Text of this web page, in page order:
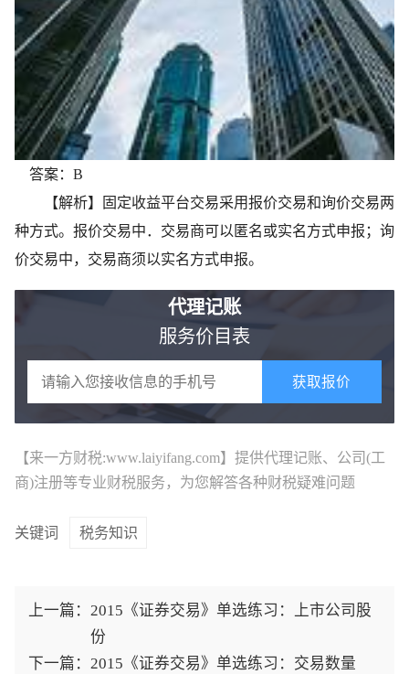
答案：B
【解析】固定收益平台交易采用报价交易和询价交易两
种方式。报价交易中．交易商可以匿名或实名方式申报；询
价交易中，交易商须以实名方式申报。
代理记账
服务价目表
获取报价
【来一方财税:www.laiyifang.com】提供代理记账、公司(工
商)注册等专业财税服务，为您解答各种财税疑难问题
关键词 税务知识
上一篇：2015《证券交易》单选练习：上市公司股
份
下一篇：2015《证券交易》单选练习：交易数量